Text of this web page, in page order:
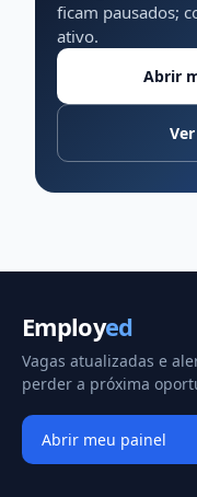
ficam pausados;
ativo.
Abrir
Employed
Vagas atualizadas e
perder a próxima
Abrir meu painel